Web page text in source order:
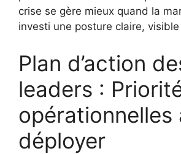
crise se gère mieux quand la
investi une posture claire,
Plan d’action
leaders :
opérationnelles
déployer